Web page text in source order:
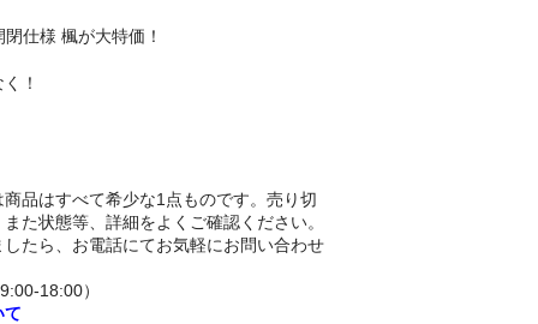
仕様 楓が大特価！
！
商品はすべて希少な1点ものです。売り切
た状態等、詳細をよくご確認ください。
たら、お電話にてお気軽にお問い合わせ
18:00）
て